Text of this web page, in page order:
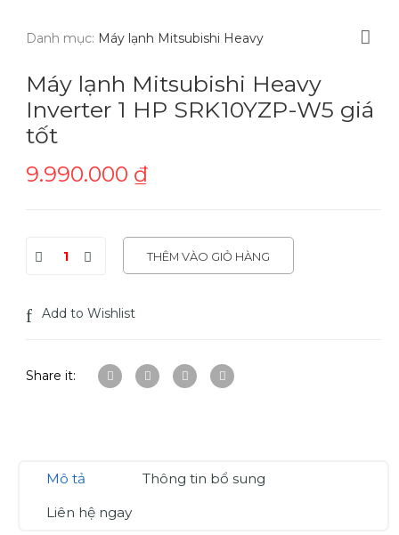
Danh mục: Máy lạnh Mitsubishi Heavy
Máy lạnh Mitsubishi Heavy
Inverter 1 HP SRK10YZP-W5 giá
tốt
9.990.000 ₫
THÊM VÀO GIỎ HÀNG
Add to Wishlist
Share it:
Mô tả
Thông tin bổ sung
Liên hệ ngay